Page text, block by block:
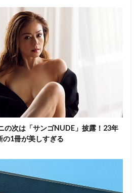
の次は「サンゴNUDE」披露！23年
1冊が美しすぎる